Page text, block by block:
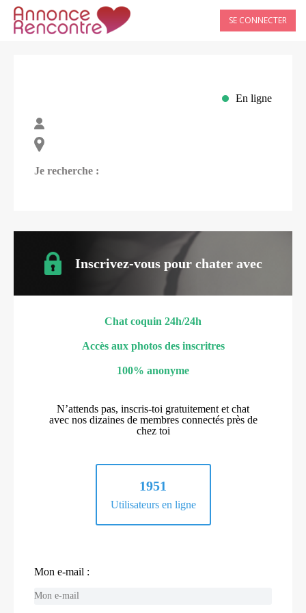
SE CONNECTER
En ligne
Je recherche :
Inscrivez-vous pour chater avec
Chat coquin 24h/24h
Accès aux photos des inscritres
100% anonyme
N’attends pas, inscris-toi gratuitement et chat
avec nos dizaines de membres connectés près de
chez toi
1951
Utilisateurs en ligne
Mon e-mail :